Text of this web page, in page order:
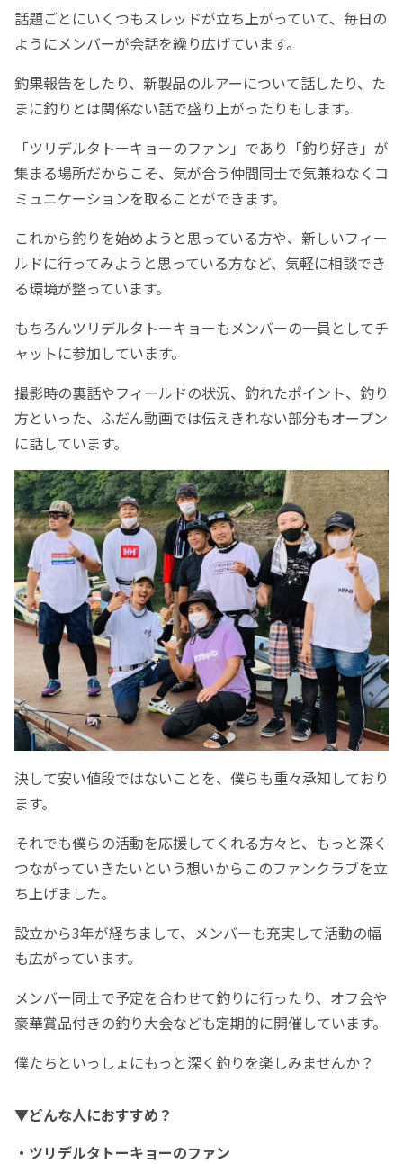
話題ごとにいくつもスレッドが立ち上がっていて、毎日の
ようにメンバーが会話を繰り広げています。
釣果報告をしたり、新製品のルアーについて話したり、た
まに釣りとは関係ない話で盛り上がったりもします。
「ツリデルタトーキョーのファン」であり「釣り好き」が
集まる場所だからこそ、気が合う仲間同士で気兼ねなくコ
ミュニケーションを取ることができます。
これから釣りを始めようと思っている方や、新しいフィー
ルドに行ってみようと思っている方など、気軽に相談でき
る環境が整っています。
もちろんツリデルタトーキョーもメンバーの一員としてチ
ャットに参加しています。
撮影時の裏話やフィールドの状況、釣れたポイント、釣り
方といった、ふだん動画では伝えきれない部分もオープン
に話しています。
決して安い値段ではないことを、僕らも重々承知しており
ます。
それでも僕らの活動を応援してくれる方々と、もっと深く
つながっていきたいという想いからこのファンクラブを立
ち上げました。
設立から3年が経ちまして、メンバーも充実して活動の幅
も広がっています。
メンバー同士で予定を合わせて釣りに行ったり、オフ会や
豪華賞品付きの釣り大会なども定期的に開催しています。
僕たちといっしょにもっと深く釣りを楽しみませんか？
▼どんな人におすすめ？
・ツリデルタトーキョーのファン